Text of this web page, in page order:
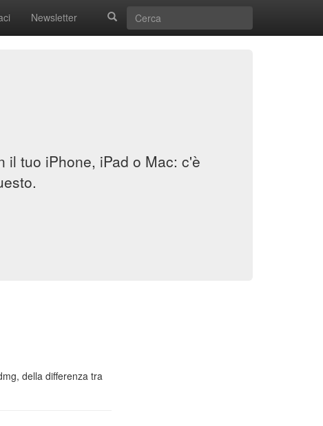
Newsletter
il tuo iPhone, iPad o Mac: c'è
della differenza tra